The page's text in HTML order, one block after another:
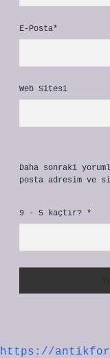
E-Posta*
Web Sitesi
Daha sonraki
posta adresim ve
9 - 5 kaçtır? *
https://